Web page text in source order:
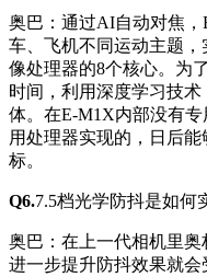
奥巴：通过AI自动对焦
车、飞机不同运动主题，
像处理器的8个核心。为
时间，利用深度学习技
体。在E-M1X内部没有
用处理器实现的，日后
标。
Q6.7.5档光学防抖是如何
奥巴：在上一代相机里
进一步提升防抖效果就